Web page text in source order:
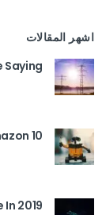
اشهر المقالات
Saying
10 Amazing Gadgets You Can Buy Now On Amazon
2019